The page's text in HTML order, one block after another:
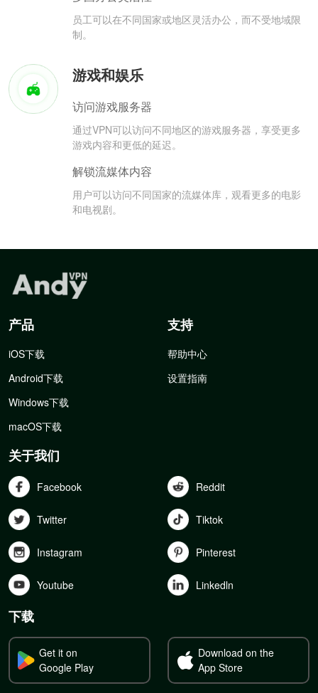
员工可以在不同国家或地区灵活办公，而不受地域限
制。
游戏和娱乐
访问游戏服务器
通过VPN可以访问不同地区的游戏服务器，享受更多
游戏内容和更低的延迟。
解锁流媒体内容
用户可以访问不同国家的流媒体库，观看更多的电影
和电视剧。
产品
iOS下载
Android下载
Windows下载
macOS下载
支持
帮助中心
设置指南
关于我们
Facebook Reddit
Twitter Tiktok
Instagram Pinterest
Youtube Linkedln
下载
Get it on
Google Play
Download on the
App Store